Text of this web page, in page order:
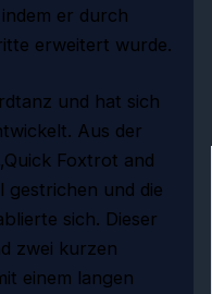
er durch
erweitert wurde.
und hat sich
Aus der
Foxtrot and
gestrichen und die
sich. Dieser
zwei kurzen
einem langen